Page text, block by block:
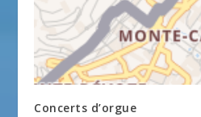
Concerts d’orgue